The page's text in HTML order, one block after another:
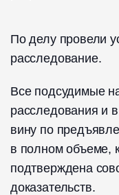
По делу провели
расследование.
Все подсудимые
расследования и
вину по
в полном объеме,
подтверждена
доказательств.